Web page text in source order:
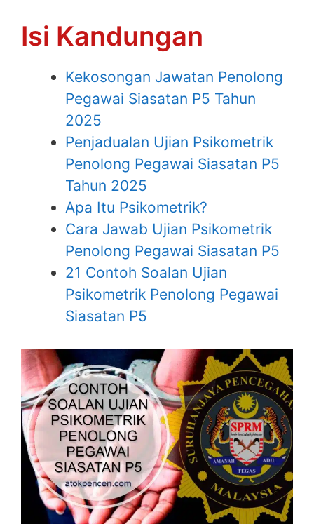
Isi Kandungan
Kekosongan Jawatan Penolong
Pegawai Siasatan P5 Tahun
2025
Penjadualan Ujian Psikometrik
Penolong Pegawai Siasatan P5
Tahun 2025
Apa Itu Psikometrik?
Cara Jawab Ujian Psikometrik
Penolong Pegawai Siasatan P5
21 Contoh Soalan Ujian
Psikometrik Penolong Pegawai
Siasatan P5